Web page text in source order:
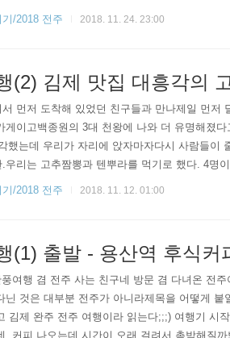
잘 모르겠는데...라고 답했는데무려 599년에
/2018 전주 2018. 11. 24. 23:00
(2) 김제 맛집 대흥각의
서 먼저 도착해 있었던 친구들과 만나제일 먼
게이고백종원의 3대 천왕에 나와 더 유명해졌
했는데 우리가 자리에 앉자마자다시 사람들이
.우리는 고추짬뽕과 텐뿌라를 먹기로 했다. 4명
각의 고추짬뽕.고추짬뽕이지만 의외로 맵지 않
/2018 전주 2018. 11. 12. 01:00
(1) 출발 - 용산역 후식커
풍여행 겸 전주 사는 친구네 방문 겸 다녀온 전
닌 것은 대부분 전주가 아니라제목을 어떻게
김제 완주 전주 여행이라 읽는다;;;) 여행기 시
, 커피 나오는데 시간이 오래 걸려서 촉박해질